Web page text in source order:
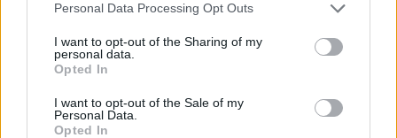
Personal Data Processing Opt Outs
I want to opt-out of the Sharing of my
personal data.
Opted In
I want to opt-out of the Sale of my
Personal Data.
Opted In